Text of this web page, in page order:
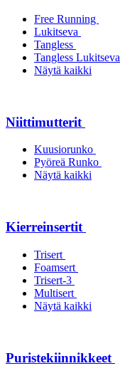
Free Running
Lukitseva
Tangless
Tangless Lukitseva
Näytä kaikki
Niittimutterit
Kuusiorunko
Pyöreä Runko
Näytä kaikki
Kierreinsertit
Trisert
Foamsert
Trisert-3
Multisert
Näytä kaikki
Puristekiinnikkeet